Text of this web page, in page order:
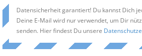
Datensicherheit garantiert! Du kannst Dich
Deine E-Mail wird nur verwendet, um Dir
senden. Hier findest Du unsere